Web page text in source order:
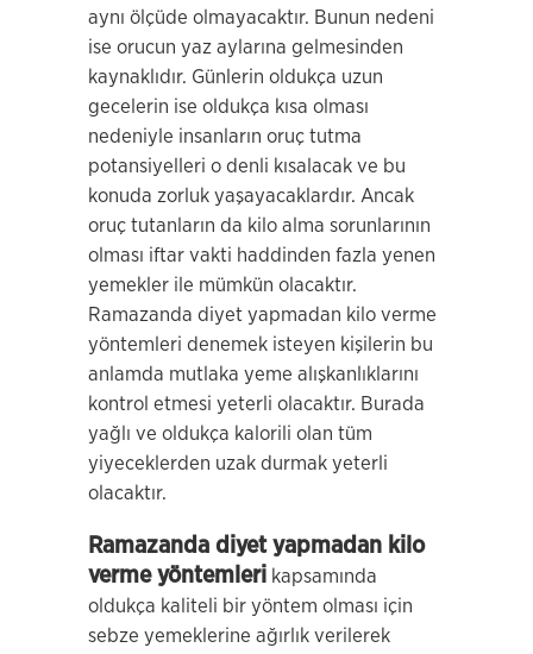
aynı ölçüde olmayacaktır. Bunun nedeni
ise orucun yaz aylarına gelmesinden
kaynaklıdır. Günlerin oldukça uzun
gecelerin ise oldukça kısa olması
nedeniyle insanların oruç tutma
potansiyelleri o denli kısalacak ve bu
konuda zorluk yaşayacaklardır. Ancak
oruç tutanların da kilo alma sorunlarının
olması iftar vakti haddinden fazla yenen
yemekler ile mümkün olacaktır.
Ramazanda diyet yapmadan kilo verme
yöntemleri denemek isteyen kişilerin bu
anlamda mutlaka yeme alışkanlıklarını
kontrol etmesi yeterli olacaktır. Burada
yağlı ve oldukça kalorili olan tüm
yiyeceklerden uzak durmak yeterli
olacaktır.
Ramazanda diyet yapmadan kilo
verme yöntemleri kapsamında
oldukça kaliteli bir yöntem olması için
sebze yemeklerine ağırlık verilerek